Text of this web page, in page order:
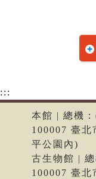
:::
本館 | 總機
100007 臺北
平公園內)
古生物館 |
100007 臺北